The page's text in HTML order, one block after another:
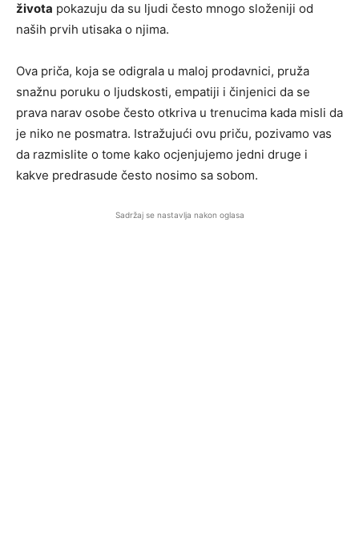
života pokazuju da su ljudi često mnogo složeniji od
naših prvih utisaka o njima.
Ova priča, koja se odigrala u maloj prodavnici, pruža
snažnu poruku o ljudskosti, empatiji i činjenici da se
prava narav osobe često otkriva u trenucima kada misli da
je niko ne posmatra. Istražujući ovu priču, pozivamo vas
da razmislite o tome kako ocjenjujemo jedni druge i
kakve predrasude često nosimo sa sobom.
Sadržaj se nastavlja nakon oglasa